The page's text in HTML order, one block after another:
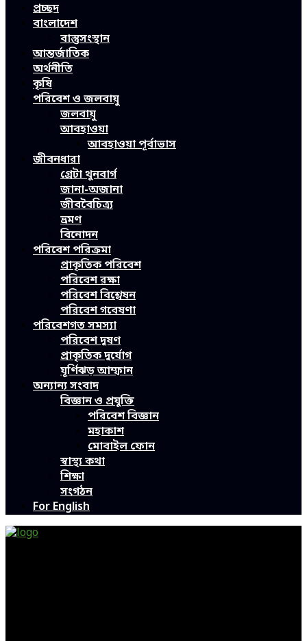
প্রচ্ছদ
বাংলাদেশ
বাস্তুসংস্থান
আন্তর্জাতিক
অর্থনীতি
কৃষি
পরিবেশ ও জলবায়ু
জলবায়ু
আবহাওয়া
আবহাওয়া পূর্বাভাস
জীবনধারা
গ্রেটা থুনবার্গ
জানা-অজানা
জীববৈচিত্র্য
ভ্রমণ
বিনোদন
পরিবেশ পরিক্রমা
প্রাকৃতিক পরিবেশ
পরিবেশ রক্ষা
পরিবেশ বিশ্লেষন
পরিবেশ গবেষণা
পরিবেশগত সমস্যা
পরিবেশ দূষণ
প্রাকৃতিক দুর্যোগ
ঘূর্ণিঝড় আম্ফান
অন্যান্য সংবাদ
বিজ্ঞান ও প্রযুক্তি
পরিবেশ বিজ্ঞান
মহাকাশ
মোবাইল ফোন
স্বাস্থ্য কথা
শিক্ষা
সংগঠন
For English